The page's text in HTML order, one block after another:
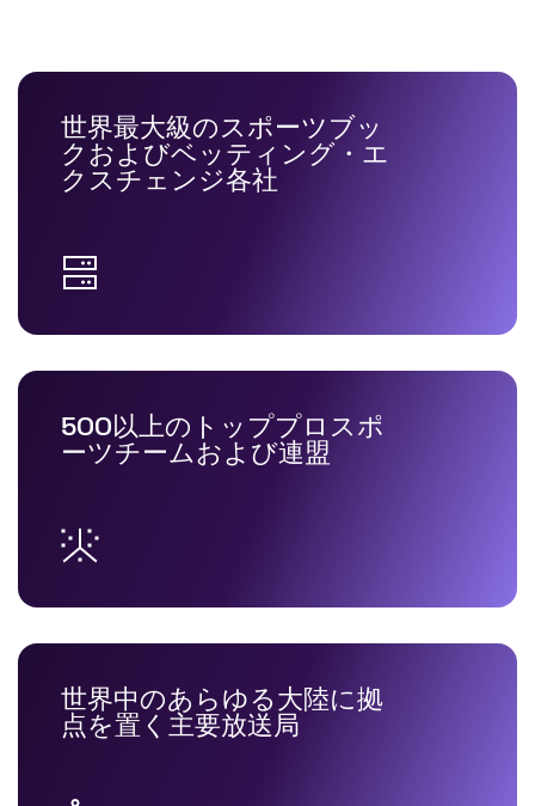
世界最大級のスポーツブッ
クおよびベッティング・エ
クスチェンジ各社
500以上のトッププロスポ
ーツチームおよび連盟
世界中のあらゆる大陸に拠
点を置く主要放送局